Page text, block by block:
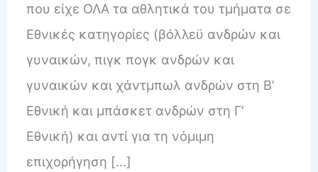
που είχε ΟΛΑ τα αθλητικά του τμήματα σε
Εθνικές κατηγορίες (βόλλεϋ ανδρών και
γυναικών, πιγκ πογκ ανδρών και
γυναικών και χάντμπωλ ανδρών στη Β’
Εθνική και μπάσκετ ανδρών στη Γ’
Εθνική) και αντί για τη νόμιμη
επιχορήγηση […]